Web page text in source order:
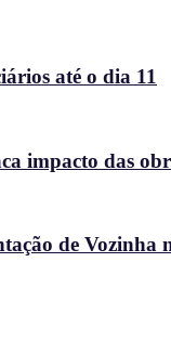
até o dia 11
impacto das
de Vozinha